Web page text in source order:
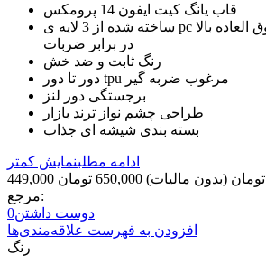
قاب یانگ کیت ایفون 14 پرومکس
ساخته شده از 3 لایه ی pc سخت با مقاومت فوق العاده بالا
در برابر ضربات
رنگ ثابت و ضد خش
دور تا دور tpu مرغوب ضربه گیر
برجستگی دور لنز
طراحی چشم نواز ترند بازار
بسته بندی شیشه ای جذاب
ادامه مطلبنمایش کمتر
449,000 تومان (بدون مالیات) 650,000 تومان
مرجع:
دوست داشتن0
افزودن به فهرست علاقه‌مندی‌ها
رنگ